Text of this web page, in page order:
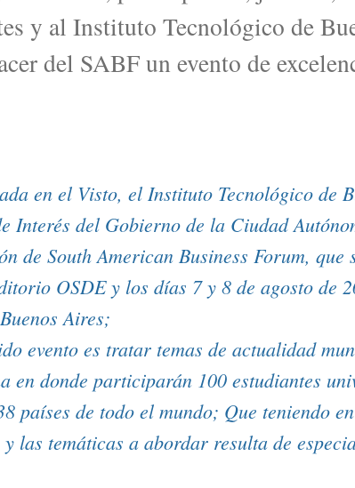
y al Instituto Tecnológico de
del SABF un evento de
en el Visto, el Instituto Tecnológico de
Interés del Gobierno de la Ciudad
de South American Business Forum, que
OSDE y los días 7 y 8 de agosto de
Aires;
evento es tratar temas de actualidad
en donde participarán 100 estudiantes
países de todo el mundo; Que teniendo
las temáticas a abordar resulta de